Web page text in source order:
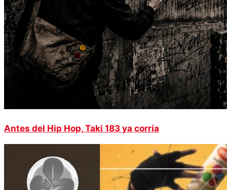
Antes del Hip Hop, Taki 183 ya corría